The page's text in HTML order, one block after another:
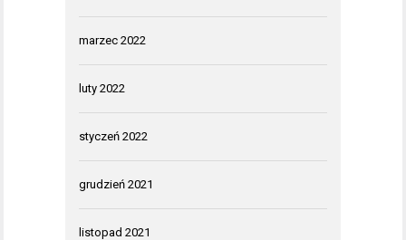
marzec 2022
luty 2022
styczeń 2022
grudzień 2021
listopad 2021